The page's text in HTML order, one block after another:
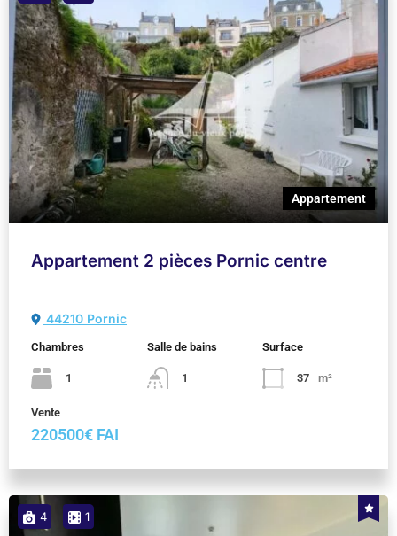
Appartement
Appartement 2 pièces Pornic centre
44210 Pornic
Chambres
1
Salle de bains
1
Surface
37 m²
Vente
220500€ FAI
4 1